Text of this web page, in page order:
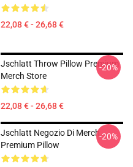
22,08 € - 26,68 €
Jschlatt Throw Pillow Premium
Merch Store
22,08 € - 26,68 €
-20%
Jschlatt Negozio Di Merch
Premium Pillow
-20%